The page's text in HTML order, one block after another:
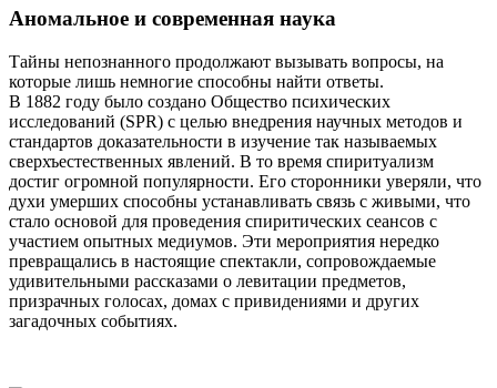
Аномальное и современная наука
Тайны непознанного продолжают вызывать вопросы, на
которые лишь немногие способны найти ответы.
В 1882 году было создано Общество психических
исследований (SPR) с целью внедрения научных методов и
стандартов доказательности в изучение так называемых
сверхъестественных явлений. В то время спиритуализм
достиг огромной популярности. Его сторонники уверяли, что
духи умерших способны устанавливать связь с живыми, что
стало основой для проведения спиритических сеансов с
участием опытных медиумов. Эти мероприятия нередко
превращались в настоящие спектакли, сопровождаемые
удивительными рассказами о левитации предметов,
призрачных голосах, домах с привидениями и других
загадочных событиях.